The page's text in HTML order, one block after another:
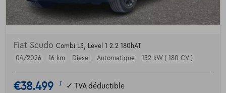
Fiat Scudo Combi L3, Level 1 2.2 180hAT
04/2026
16 km Diesel Automatique 132 kW ( 180 CV )
€38.499 1 ✓ TVA déductible